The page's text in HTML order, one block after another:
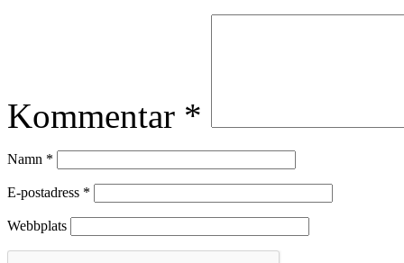
Kommentar *
Namn *
E-postadress *
Webbplats